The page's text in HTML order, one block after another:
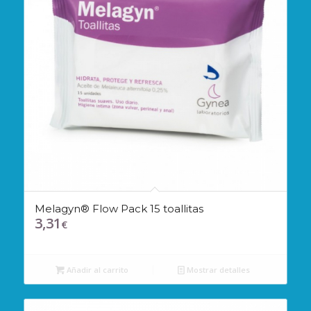
Melagyn® Flow Pack 15 toallitas
3,31 €
Añadir al carrito Mostrar detalles